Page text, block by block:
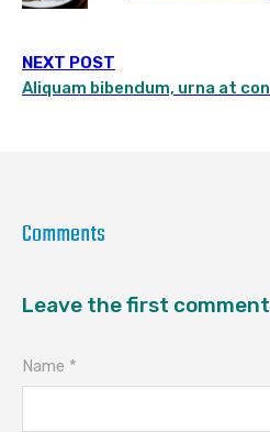
NEXT POST
Comments
Leave the first comment
Name *